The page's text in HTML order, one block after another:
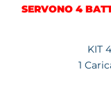
SERVONO 4
KIT 4
1